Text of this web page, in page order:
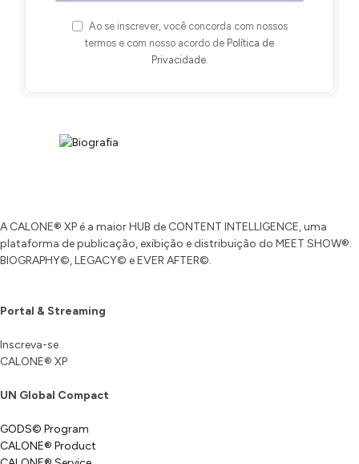
Ao se inscrever, você concorda com nossos
termos e com nosso acordo de Política de
Privacidade.
A CALONE® XP é a maior HUB de CONTENT INTELLIGENCE, uma
plataforma de publicação, exibição e distribuição do MEET SHOW®:
BIOGRAPHY©, LEGACY© e EVER AFTER©.
Portal & Streaming
Inscreva-se
CALONE® XP
UN Global Compact
GODS© Program
CALONE® Product